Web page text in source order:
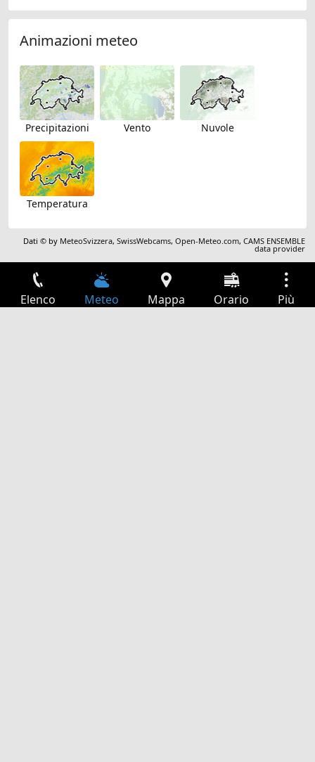
Animazioni meteo
Precipitazioni Vento Nuvole
Temperatura
Dati © by MeteoSvizzera,SwissWebcams,Open-Meteo.com,CAMS ENSEMBLE
data provider
Elenco Meteo Mappa Orario Più